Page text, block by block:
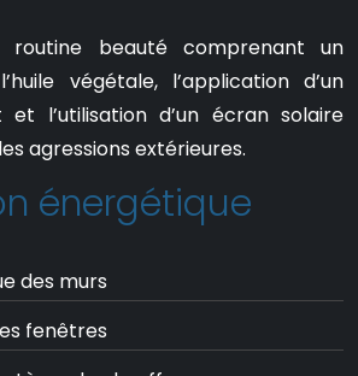
routine beauté comprenant un
végétale, l’application d’un
l’utilisation d’un écran solaire
agressions extérieures.
énergétique
des murs
fenêtres